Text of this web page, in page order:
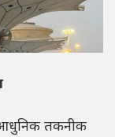
तकनीक